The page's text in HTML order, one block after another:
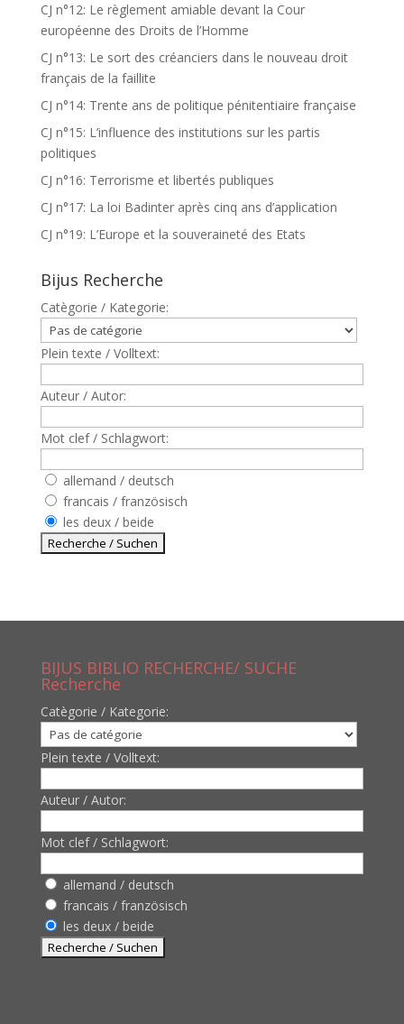
CJ n°12: Le règlement amiable devant la Cour
européenne des Droits de l’Homme
CJ n°13: Le sort des créanciers dans le nouveau droit
français de la faillite
CJ n°14: Trente ans de politique pénitentiaire française
CJ n°15: L’influence des institutions sur les partis
politiques
CJ n°16: Terrorisme et libertés publiques
CJ n°17: La loi Badinter après cinq ans d’application
CJ n°19: L’Europe et la souveraineté des Etats
Bijus Recherche
Catègorie / Kategorie:
Plein texte / Volltext:
Auteur / Autor:
Mot clef / Schlagwort:
allemand / deutsch
francais / französisch
les deux / beide
BIJUS BIBLIO RECHERCHE/ SUCHE
Recherche
Catègorie / Kategorie:
Plein texte / Volltext:
Auteur / Autor:
Mot clef / Schlagwort:
allemand / deutsch
francais / französisch
les deux / beide